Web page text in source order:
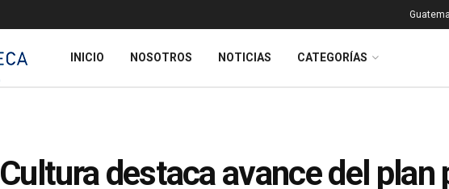
INICIO NOSOTROS NOTICIAS CATEGORÍAS
Cultura destaca avance del plan